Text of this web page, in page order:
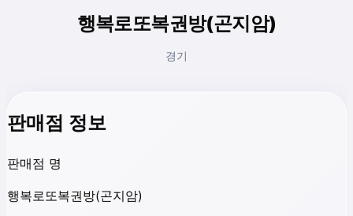
행복로또복권방(곤지암)
경기
판매점 정보
판매점 명
행복로또복권방(곤지암)